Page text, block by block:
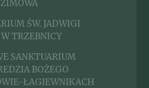
ŚW. JADWIGI
TRZEBNICY
SANKTUARIUM
BOŻEGO
ŁAGIEWNIKACH